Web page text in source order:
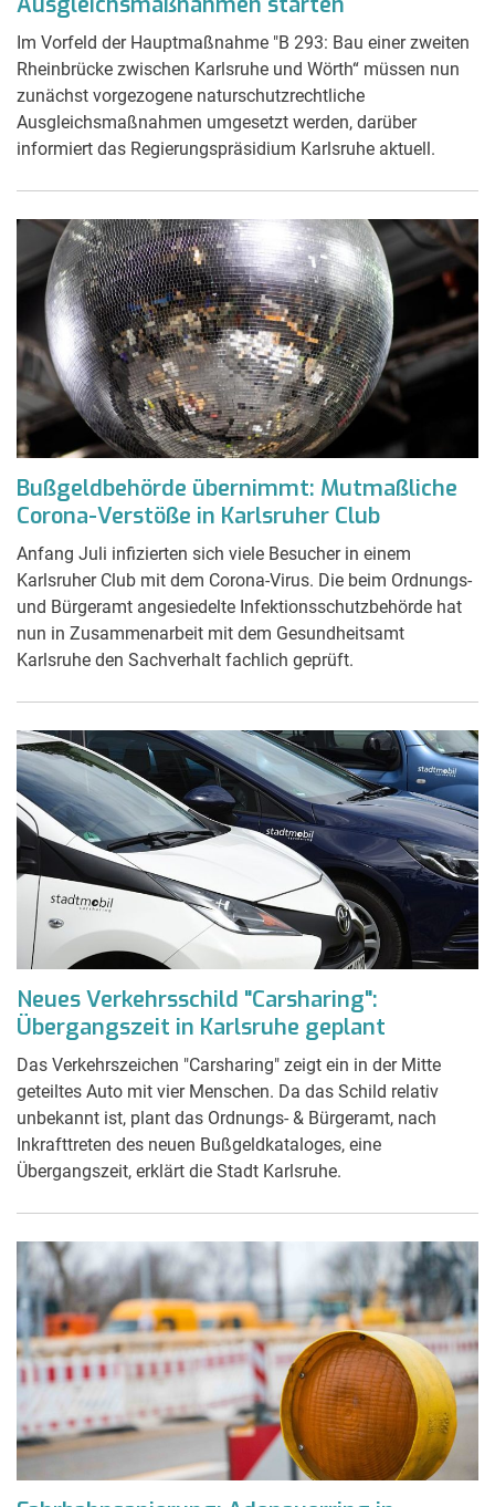
Im Vorfeld der Hauptmaßnahme "B 293: Bau einer zweiten
Rheinbrücke zwischen Karlsruhe und Wörth“ müssen nun
zunächst vorgezogene naturschutzrechtliche
Ausgleichsmaßnahmen umgesetzt werden, darüber
informiert das Regierungspräsidium Karlsruhe aktuell.
Bußgeldbehörde übernimmt: Mutmaßliche
Corona-Verstöße in Karlsruher Club
Anfang Juli infizierten sich viele Besucher in einem
Karlsruher Club mit dem Corona-Virus. Die beim Ordnungs-
und Bürgeramt angesiedelte Infektionsschutzbehörde hat
nun in Zusammenarbeit mit dem Gesundheitsamt
Karlsruhe den Sachverhalt fachlich geprüft.
Neues Verkehrsschild "Carsharing":
Übergangszeit in Karlsruhe geplant
Das Verkehrszeichen "Carsharing" zeigt ein in der Mitte
geteiltes Auto mit vier Menschen. Da das Schild relativ
unbekannt ist, plant das Ordnungs- & Bürgeramt, nach
Inkrafttreten des neuen Bußgeldkataloges, eine
Übergangszeit, erklärt die Stadt Karlsruhe.